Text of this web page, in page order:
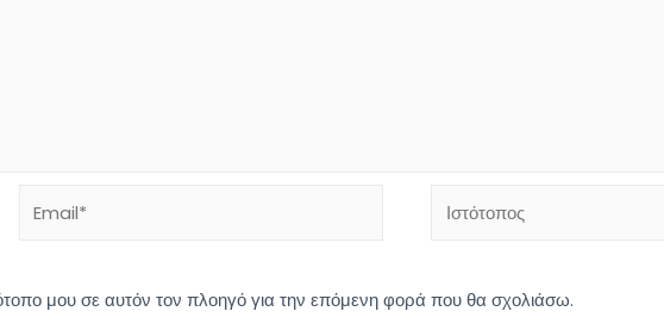
μου σε αυτόν τον πλοηγό για την επόμενη φορά που θα σχολιάσω.